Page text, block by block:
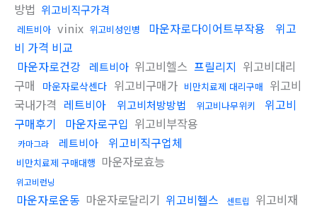
방법 위고비직구가격
레트비아 vinix 위고비성인병 마운자로다이어트부작용
위고
비 가격 비교
마운자로건강
레트비아 위고비헬스 프릴리지 위고비대리
구매
마운자로삭센다 위고비구매가 비만치료제 대리구매 위고비
국내가격 레트비아 위고비처방방법 위고비나무위키
위고비
구매후기
마운자로구입 위고비부작용
카마그라 레트비아 위고비직구업체
비만치료제 구매대행 마운자로효능
위고비런닝
마운자로운동 마운자로달리기 위고비헬스 센트립 위고비재